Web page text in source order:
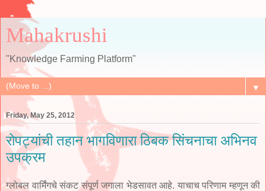
Mahakrushi
"Knowledge Farming Platform"
▼
Friday, May 25, 2012
रोपट्यांची तहान भागविणारा ठिबक सिंचनाचा अभिनव
उपक्रम
ग्लोबल वार्मिंगचे संकट संपूर्ण जगाला भेडसावत आहे. याचाच परिणाम म्हणून की